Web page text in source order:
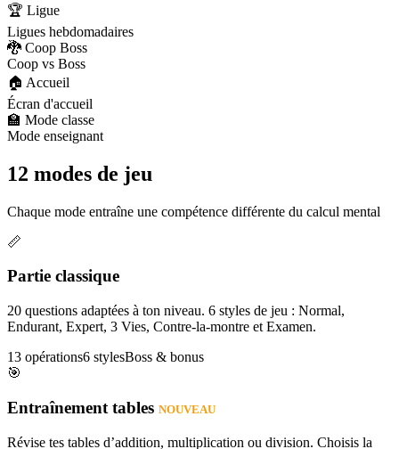
🏆 Ligue
Ligues hebdomadaires
🐉 Coop Boss
Coop vs Boss
🏠 Accueil
Écran d'accueil
🏫 Mode classe
Mode enseignant
12 modes de jeu
Chaque mode entraîne une compétence différente du calcul mental
📏
Partie classique
20 questions adaptées à ton niveau. 6 styles de jeu : Normal,
Endurant, Expert, 3 Vies, Contre-la-montre et Examen.
13 opérations6 stylesBoss & bonus
🎯
Entraînement tables NOUVEAU
Révise tes tables d’addition, multiplication ou division. Choisis la